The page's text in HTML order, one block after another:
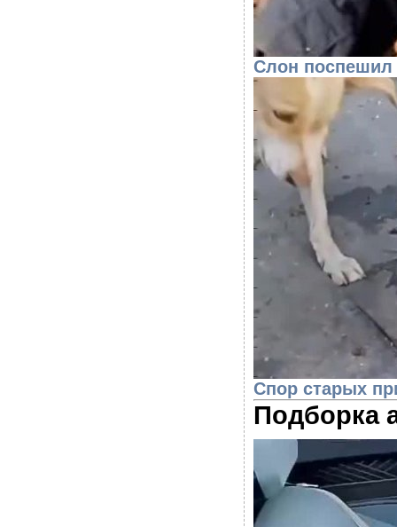
Слон поспешил
Спор старых
Подборка